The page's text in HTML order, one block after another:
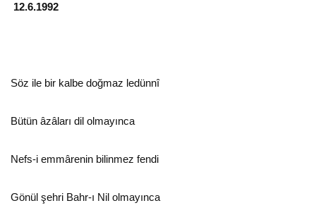
12.6.1992
Söz ile bir kalbe doğmaz ledünnî
Bütün âzâları dil olmayınca
Nefs-i emmârenin bilinmez fendi
Gönül şehri Bahr-ı Nil olmayınca